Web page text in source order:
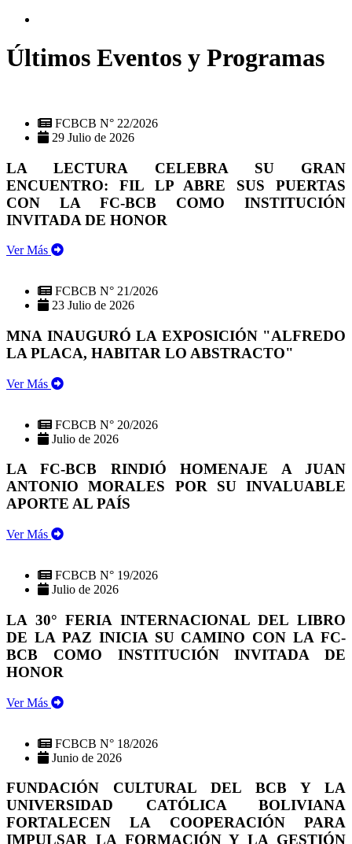
Últimos Eventos y Programas
FCBCB N° 22/2026
29 Julio de 2026
LA LECTURA CELEBRA SU GRAN
ENCUENTRO: FIL LP ABRE SUS PUERTAS
CON LA FC-BCB COMO INSTITUCIÓN
INVITADA DE HONOR
Ver Más
FCBCB N° 21/2026
23 Julio de 2026
MNA INAUGURÓ LA EXPOSICIÓN "ALFREDO
LA PLACA, HABITAR LO ABSTRACTO"
Ver Más
FCBCB N° 20/2026
Julio de 2026
LA FC-BCB RINDIÓ HOMENAJE A JUAN
ANTONIO MORALES POR SU INVALUABLE
APORTE AL PAÍS
Ver Más
FCBCB N° 19/2026
Julio de 2026
LA 30° FERIA INTERNACIONAL DEL LIBRO
DE LA PAZ INICIA SU CAMINO CON LA FC-
BCB COMO INSTITUCIÓN INVITADA DE
HONOR
Ver Más
FCBCB N° 18/2026
Junio de 2026
FUNDACIÓN CULTURAL DEL BCB Y LA
UNIVERSIDAD CATÓLICA BOLIVIANA
FORTALECEN LA COOPERACIÓN PARA
IMPULSAR LA FORMACIÓN Y LA GESTIÓN